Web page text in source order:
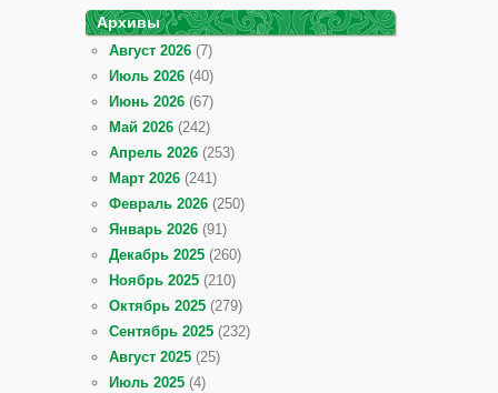
Архивы
Август 2026 (7)
Июль 2026 (40)
Июнь 2026 (67)
Май 2026 (242)
Апрель 2026 (253)
Март 2026 (241)
Февраль 2026 (250)
Январь 2026 (91)
Декабрь 2025 (260)
Ноябрь 2025 (210)
Октябрь 2025 (279)
Сентябрь 2025 (232)
Август 2025 (25)
Июль 2025 (4)